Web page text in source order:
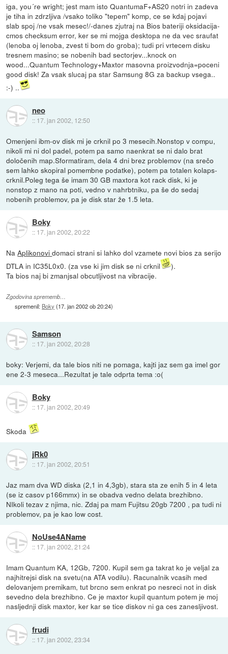
iga, you´re wright; jest mam isto QuantumaF+AS20 notri in zadeva
je tiha in zdrzljiva /vsako toliko "tepem" komp, ce se kdaj pojavi
slab spoj /ne vsak mesec!/-danes zjutraj na Bios bateriji oksidacija-
cmos checksum error, ker se mi mojga desktopa ne da vec sraufat
(lenoba oj lenoba, zvest ti bom do groba); tudi pri vrtecem disku
tresnem masino; se nobenih bad sectorjev...knock on
wood...Quantum Technology+Maxtor masovna proizvodnja=poceni
good disk! Za vsak slucaj pa star Samsung 8G za backup vsega..
:-) ..
neo
:: 17. jan 2002, 12:50
Omenjeni ibm-ov disk mi je crknil po 3 mesecih.Nonstop v compu,
nikoli mi ni dol padel, potem pa samo naenkrat se ni dalo brat
določenih map.Sformatiram, dela 4 dni brez problemov (na srečo
sem lahko skopiral pomembne podatke), potem pa totalen kolaps-
crknil.Poleg tega še imam 30 GB maxtora kot rack disk, ki je
nonstop z mano na poti, vedno v nahrbtniku, pa še do sedaj
nobenih problemov, pa je disk star že 1.5 leta.
Boky
:: 17. jan 2002, 20:22
NaAplikonovidomaci strani si lahko dol vzamete novi bios za serijo
DTLA in IC35L0x0. (za vse ki jim disk se ni crknil
).
Ta bios naj bi zmanjsal obcutljivost na vibracije.
Zgodovina sprememb…
spremenil: Boky (17. jan 2002 ob 20:24)
Samson
:: 17. jan 2002, 20:28
boky: Verjemi, da tale bios niti ne pomaga, kajti jaz sem ga imel gor
ene 2-3 meseca...Rezultat je tale odprta tema :o(
Boky
:: 17. jan 2002, 20:49
Skoda
jRk0
:: 17. jan 2002, 20:51
Jaz mam dva WD diska (2,1 in 4,3gb), stara sta ze enih 5 in 4 leta
(se iz casov p166mmx) in se obadva vedno delata brezhibno.
NIkoli tezav z njima, nic. Zdaj pa mam Fujitsu 20gb 7200 , pa tudi ni
problemov, pa je kao low cost.
NoUse4AName
:: 17. jan 2002, 21:24
Imam Quantum KA, 12Gb, 7200. Kupil sem ga takrat ko je veljal za
najhitrejsi disk na svetu(na ATA vodilu). Racunalnik vcasih med
delovanjem premikam, tut brcno sem enkrat po nesreci not in disk
sevedno dela brezhibno. Ce je maxtor kupil quantum potem je moj
nasljednji disk maxtor, ker kar se tice diskov ni ga ces zanesljivost.
frudi
:: 17. jan 2002, 23:34